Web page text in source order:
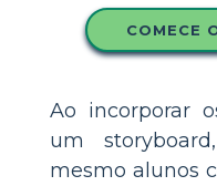
COMECE
Ao incorporar
um
mesmo alunos